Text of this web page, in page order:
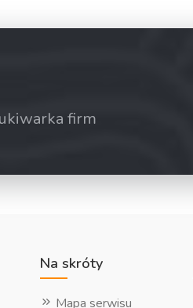
firm
Na skróty
Mapa serwisu